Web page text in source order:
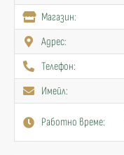
Mагазин:
Адрес:
Телефон:
Имейл:
Работно време: